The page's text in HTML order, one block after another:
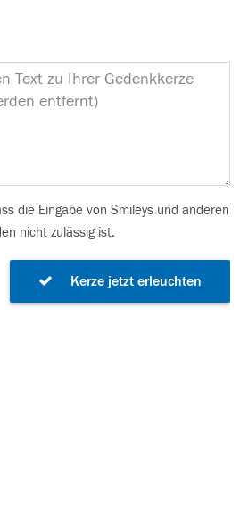
die Eingabe von Smileys und anderen
nicht zulässig ist.
Kerze jetzt erleuchten